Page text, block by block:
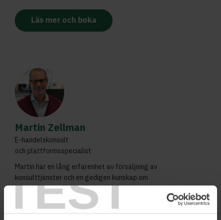
TEST
Läs mer och boka
Martin Zellman
E-handelskonsult
och plattformsspecialist
Martin har en lång erfarenhet av försäljning av
konsulttjänster och en gedigen kunskap om
systemupphandling och den tekniska konsultbranschen. Med
ett troget nätverk, större än många andra, är Martin en
given expert på att hitta rätt plattformslösning oavsett